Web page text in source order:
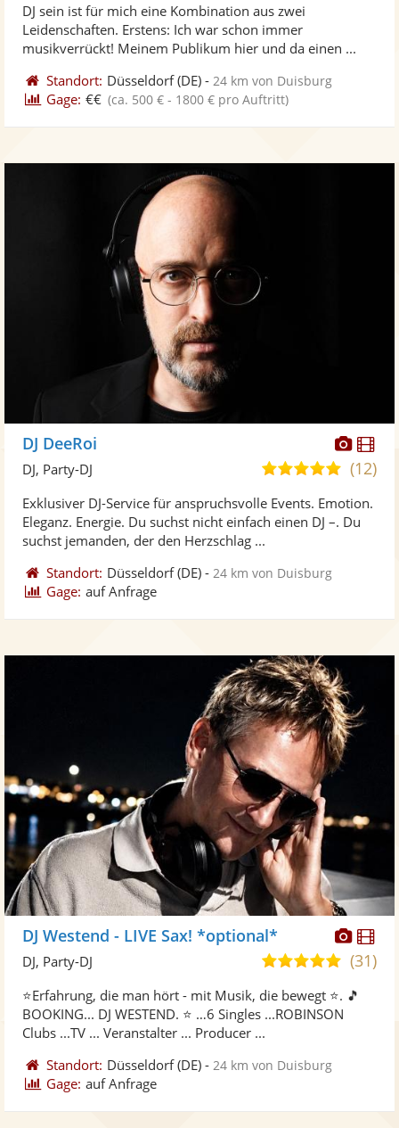
Sternen
DJ sein ist für mich eine Kombination aus zwei
Leidenschaften. Erstens: Ich war schon immer
musikverrückt! Meinem Publikum hier und da einen ...
Standort: Düsseldorf(DE) - 24 km von Duisburg
Gage: €€ (ca. 500 € - 1800 € pro Auftritt)
Fotos
DJ DeeRoi
5,0
5
(12)
DJ, Party-DJ
Exklusiver DJ-Service für anspruchsvolle Events. Emotion.
Eleganz. Energie. Du suchst nicht einfach einen DJ –. Du
suchst jemanden, der den Herzschlag ...
Standort: Düsseldorf(DE) - 24 km von Duisburg
Gage: auf Anfrage
Fotos
DJ Westend - LIVE Sax! *optional*
5,0
5
(31)
DJ, Party-DJ
⭐Erfahrung, die man hört - mit Musik, die bewegt ⭐. 🎵
BOOKING... DJ WESTEND. ⭐ …6 Singles ...ROBINSON
Clubs ...TV ... Veranstalter ... Producer ...
Standort: Düsseldorf(DE) - 24 km von Duisburg
Gage: auf Anfrage